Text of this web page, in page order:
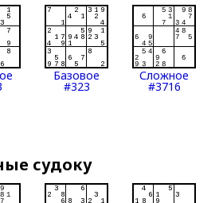
Базовое
#323
Сложное
#3716
судоку